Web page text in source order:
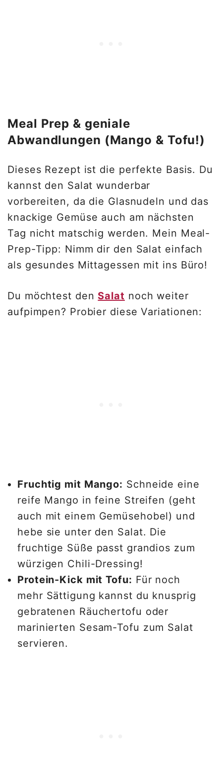
Meal Prep & geniale
Abwandlungen (Mango & Tofu!)
Dieses Rezept ist die perfekte Basis. Du
kannst den Salat wunderbar
vorbereiten, da die Glasnudeln und das
knackige Gemüse auch am nächsten
Tag nicht matschig werden. Mein Meal-
Prep-Tipp: Nimm dir den Salat einfach
als gesundes Mittagessen mit ins Büro!
Du möchtest den Salat noch weiter
aufpimpen? Probier diese Variationen:
Fruchtig mit Mango: Schneide eine
reife Mango in feine Streifen (geht
auch mit einem Gemüsehobel) und
hebe sie unter den Salat. Die
fruchtige Süße passt grandios zum
würzigen Chili-Dressing!
Protein-Kick mit Tofu: Für noch
mehr Sättigung kannst du knusprig
gebratenen Räuchertofu oder
marinierten Sesam-Tofu zum Salat
servieren.